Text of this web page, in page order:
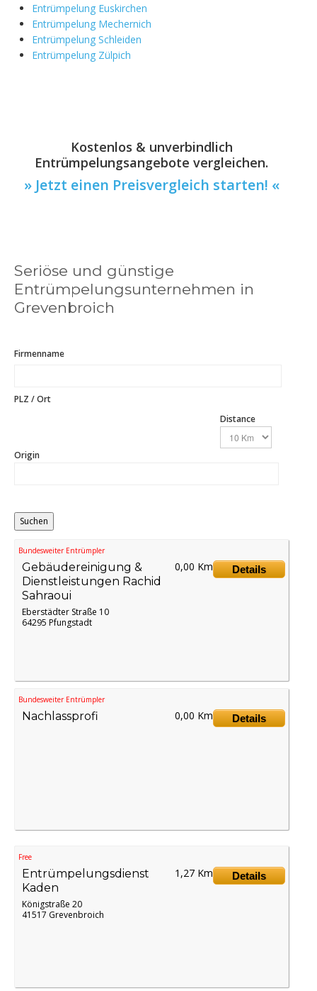
Entrümpelung Euskirchen
Entrümpelung Mechernich
Entrümpelung Schleiden
Entrümpelung Zülpich
Kostenlos & unverbindlich
Entrümpelungsangebote vergleichen.
» Jetzt einen Preisvergleich starten! «
Seriöse und günstige
Entrümpelungsunternehmen in
Grevenbroich
Firmenname
PLZ / Ort
Distance
Origin
Bundesweiter Entrümpler
0,00 Km Details
Gebäudereinigung &
Dienstleistungen Rachid
Sahraoui
Eberstädter Straße 10
64295 Pfungstadt
Bundesweiter Entrümpler
0,00 Km Details
Nachlassprofi
Free
1,27 Km Details
Entrümpelungsdienst
Kaden
Königstraße 20
41517 Grevenbroich